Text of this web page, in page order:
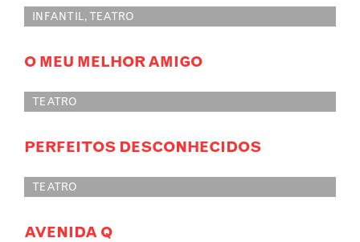
INFANTIL , TEATRO
O MEU MELHOR AMIGO
TEATRO
PERFEITOS DESCONHECIDOS
TEATRO
AVENIDA Q